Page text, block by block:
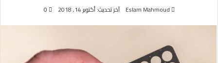
Eslam Mahmoud آخر تحديث: أكتوبر 14, 2018 0